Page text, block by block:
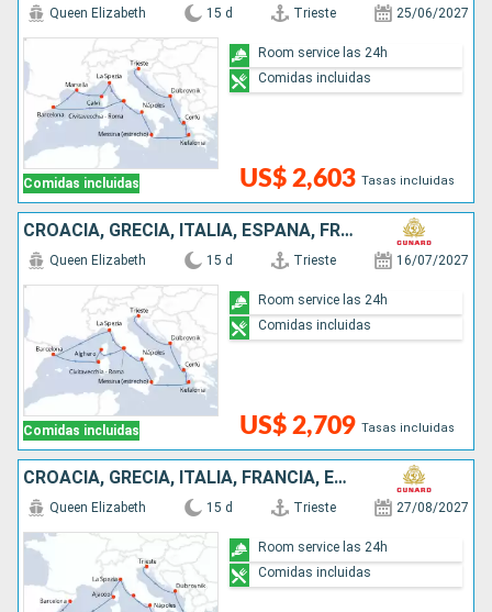
Comidas incluidas
Queen Elizabeth 15 d Trieste 25/06/2027
US$ 2,603 Tasas incluidas
Room service las 24h
Comidas incluidas
CROACIA, GRECIA, ITALIA, ESPAÑA, FRANCIA
Comidas incluidas
Queen Elizabeth 15 d Trieste 16/07/2027
US$ 2,709 Tasas incluidas
Room service las 24h
Comidas incluidas
CROACIA, GRECIA, ITALIA, FRANCIA, ESPAÑA
Queen Elizabeth 15 d Trieste 27/08/2027
Room service las 24h
Comidas incluidas